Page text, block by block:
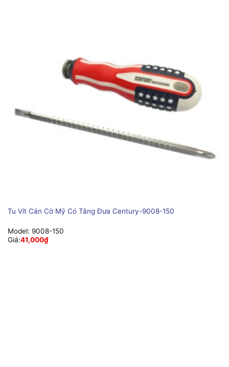
Tu Vít Cán Cờ Mỹ Có Tăng Đưa Century-9008-150
Model: 9008-150
Giá:41,000₫